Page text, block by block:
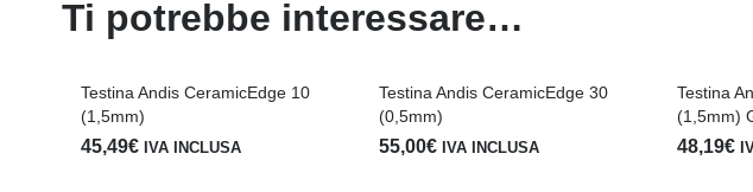
Ti potrebbe interessare…
Testina Andis CeramicEdge 10
(1,5mm)
45,49€ IVA INCLUSA
Testina Andis CeramicEdge 30
(0,5mm)
55,00€ IVA INCLUSA
Testina
(1,5mm)
48,19€